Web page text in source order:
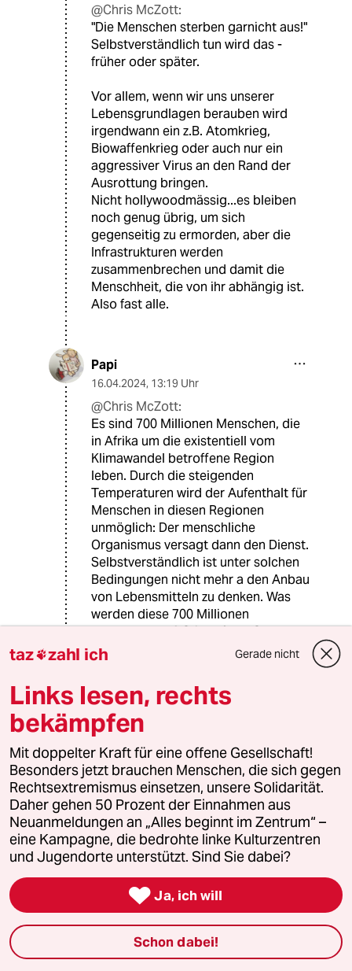
@Chris McZott:
"Die Menschen sterben garnicht aus!"
Selbstverständlich tun wird das -
früher oder später.
Vor allem, wenn wir uns unserer
Lebensgrundlagen berauben wird
irgendwann ein z.B. Atomkrieg,
Biowaffenkrieg oder auch nur ein
aggressiver Virus an den Rand der
Ausrottung bringen.
Nicht hollywoodmässig...es bleiben
noch genug übrig, um sich
gegenseitig zu ermorden, aber die
Infrastrukturen werden
zusammenbrechen und damit die
Menschheit, die von ihr abhängig ist.
Also fast alle.
Papi
16.04.2024, 13:19 Uhr
@Chris McZott:
Es sind 700 Millionen Menschen, die
in Afrika um die existentiell vom
Klimawandel betroffene Region
leben. Durch die steigenden
Temperaturen wird der Aufenthalt für
Menschen in diesen Regionen
unmöglich: Der menschliche
Organismus versagt dann den Dienst.
Selbstverständlich ist unter solchen
Bedingungen nicht mehr a den Anbau
von Lebensmitteln zu denken. Was
werden diese 700 Millionen
Menschen tun? Still auf das Sterben
warten? Oder sich um die
verbleibenden Ressourcen streiten?
Viele von diesen Menschen werden
vor lebensfeindlichen Bedingungen
und Bürgerkrieg fliehen. Zum Beispiel
in den kühlen Norden, also dahin, wo
die todbringenden Emissionen
entstanden sind – nach Europa. Beim
Gedanken a die hier vorhandene
Zivilisation möchte ich zu bedenken
geben welche Spannungen vor
wenigen Jahren die Fluchtbewegung
von “nur” 5 Millionen syrischen
Flüchtlingen geführt hat:
Rechtsextreme Parteien sind erstarkt
und europaweit wurden Gesetze
verabschiedet, die ich nicht mit so
genannten “westlichen Werten” und
Menschenrechten in Einklang bringen
taz zahl ich Gerade nicht
Links lesen, rechts
bekämpfen
Mit doppelter Kraft für eine offene Gesellschaft!
Besonders jetzt brauchen Menschen, die sich gegen
Rechtsextremismus einsetzen, unsere Solidarität.
Daher gehen 50 Prozent der Einnahmen aus
Neuanmeldungen an „Alles beginnt im Zentrum“ –
eine Kampagne, die bedrohte linke Kulturzentren
und Jugendorte unterstützt. Sind Sie dabei?
 Ja, ich will
Schon dabei!